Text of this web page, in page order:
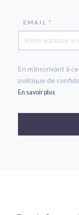
EMAIL *
En m'inscrivant à
politique de
En savoir plus